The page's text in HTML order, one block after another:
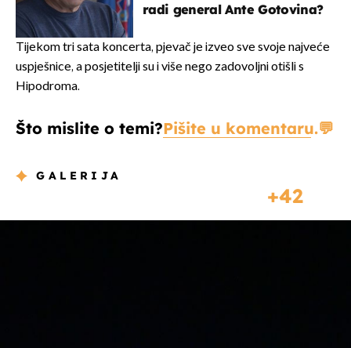
radi general Ante Gotovina?
Tijekom tri sata koncerta, pjevač je izveo sve svoje najveće
uspješnice, a posjetitelji su i više nego zadovoljni otišli s
Hipodroma.
Što mislite o temi?Pišite u komentaru.
GALERIJA
42